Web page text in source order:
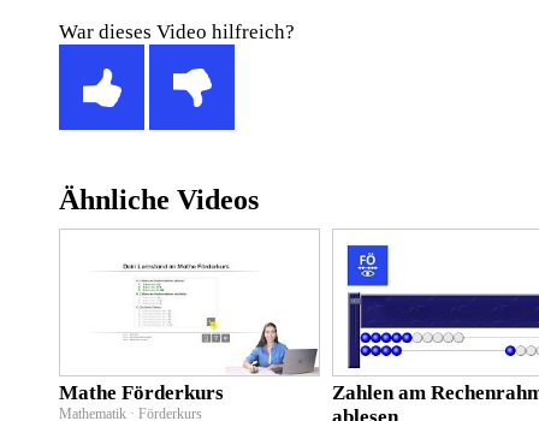
War dieses Video hilfreich?
Ähnliche Videos
Mathe Förderkurs
Mathematik · Förderkurs
Zahlen am